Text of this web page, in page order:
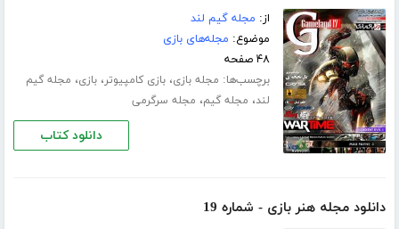
از: مجله گیم لند
موضوع: مجله‌های بازی
۴۸ صفحه
برچسب‌ها: مجله بازی،بازی کامپیوتر،بازی، مجله گیم
لند، مجله گیم، مجله سرگرمی
دانلود کتاب
دانلود مجله هنر بازی - شماره 19